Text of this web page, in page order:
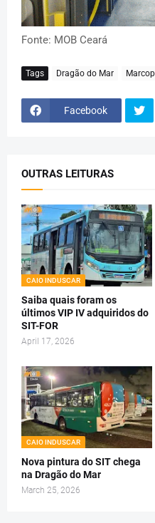
Fonte: MOB Ceará
Tags Dragão do Mar
Facebook
OUTRAS LEITURAS
CAIO INDUSCAR
Saiba quais foram os
últimos VIP IV adquiridos do
SIT-FOR
April 17, 2026
CAIO INDUSCAR
Nova pintura do SIT chega
na Dragão do Mar
March 25, 2026